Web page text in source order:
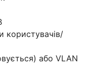
користувачів/
або VLAN